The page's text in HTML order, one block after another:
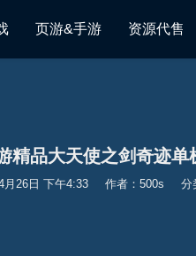
页游&手游 资源代售
精品大天使之剑奇迹单
月26日 下午4:33 作者：500s 分